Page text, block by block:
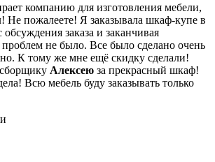
компанию для изготовления мебели,
Не пожалеете! Я заказывала шкаф-купе в
заказа и заканчивая
не было. Все было сделано очень
К тому же мне ещё скидку сделали!
Алексею за прекрасный шкаф!
Всю мебель буду заказывать только